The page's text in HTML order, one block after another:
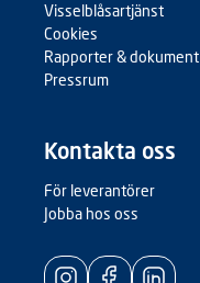
Visselblåsartjänst
Cookies
Rapporter & dokument
Pressrum
Kontakta oss
För leverantörer
Jobba hos oss